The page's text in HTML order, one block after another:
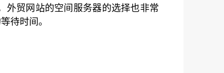
外贸网站的空间服务器的选择也非常
待时间。